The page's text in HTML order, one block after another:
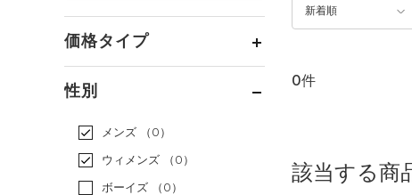
価格タイプ
性別
メンズ
（0）
ウィメンズ
（0）
ボーイズ
（0）
新着順
0件
該当する商